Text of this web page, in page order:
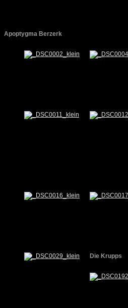
Apoptygma Berzerk
Die Krupps